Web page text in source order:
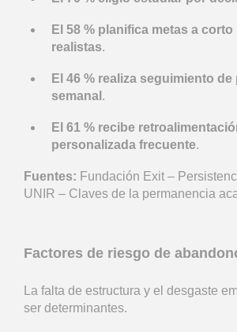
El 58 % planifica metas a corto
realistas.
El 46 % realiza seguimiento
semanal .
El 61 % recibe
personalizada frecuente.
Fuentes: Fundación Exit –
UNIR – Claves de la permanencia
Factores de riesgo de
La falta de estructura y el desgaste
ser determinantes.